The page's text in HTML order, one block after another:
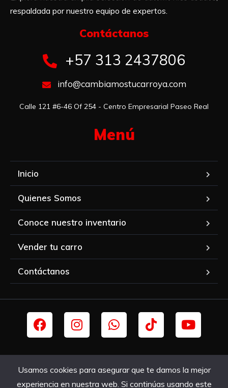
respaldada por nuestro equipo de expertos.
Contáctanos​
+57 313 2437806
info@cambiamostucarroya.com
Calle 121 #6-46 Of 254 - Centro Empresarial Paseo Real
Menú​
Inicio
Quienes Somos
Conoce nuestro inventario
Vender tu carro
Contáctanos
© CTCYA, 2020. Todos los derechos reservados. | Diseñado y
desarrollado por
Blokcod3
Usamos cookies para asegurar que te damos la mejor
experiencia en nuestra web. Si continúas usando este